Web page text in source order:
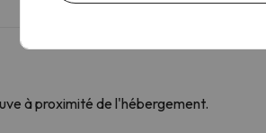
à proximité de l'hébergement.